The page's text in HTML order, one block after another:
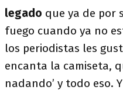
legado que ya de por
fuego cuando ya no
los periodistas les
encanta la camiseta,
nadando’ y todo eso.